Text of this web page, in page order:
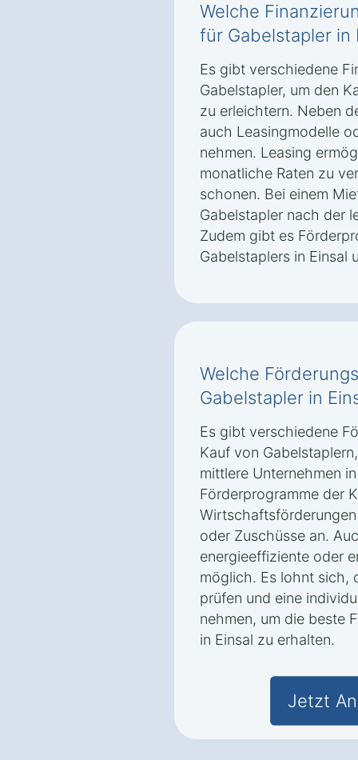
Welche
für Gabelstapler in
Es gibt verschiedene
Gabelstapler, um den
zu erleichtern. Neben
auch Leasingmodelle
nehmen. Leasing
monatliche Raten zu
schonen. Bei einem
Gabelstapler nach der
Zudem gibt es
Gabelstaplers in Einsal
Welche
Gabelstapler in
Es gibt verschiedene
Kauf von
mittlere Unternehmen
Förderprogramme der
oder Zuschüsse an.
energieeffiziente oder
möglich. Es lohnt sich,
prüfen und eine
nehmen, um die beste
in Einsal zu erhalten.
Jetzt